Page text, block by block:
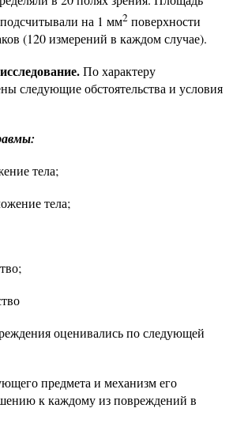
на 1 мм2 поверхности
(120 измерений в каждом случае).
По характеру
следующие обстоятельства и условия
тела;
тела;
оценивались по следующей
предмета и механизм его
к каждому из повреждений в